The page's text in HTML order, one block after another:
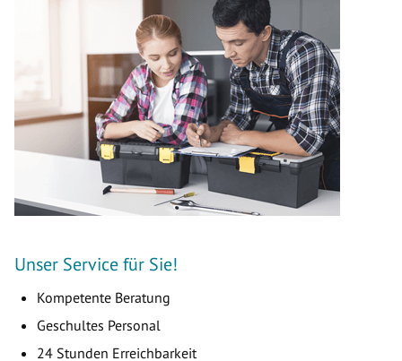
Unser Service für Sie!
Kompetente Beratung
Geschultes Personal
24 Stunden Erreichbarkeit